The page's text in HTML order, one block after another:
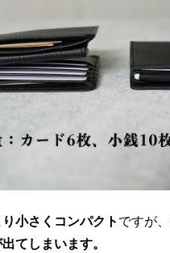
小さくコンパクト ですが
てしまいます。